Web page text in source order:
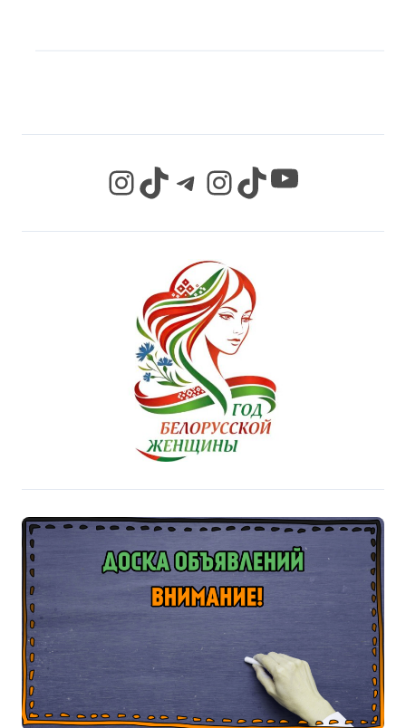
InstagramTikTok Telegram InstagramTikTok YouTube